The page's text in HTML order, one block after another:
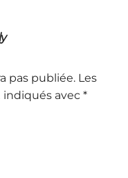
pas publiée. Les
indiqués avec*